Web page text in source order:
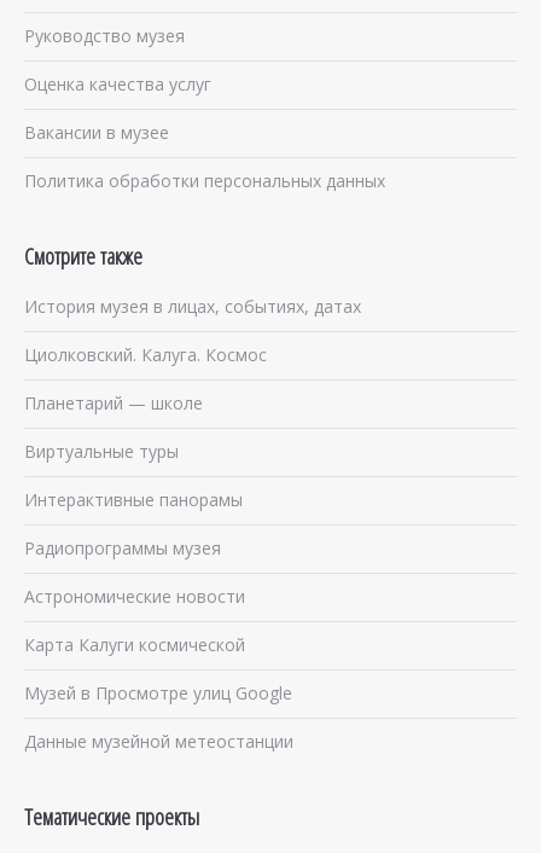
Руководство музея
Оценка качества услуг
Вакансии в музее
Политика обработки персональных данных
Смотрите также
История музея в лицах, событиях, датах
Циолковский. Калуга. Космос
Планетарий — школе
Виртуальные туры
Интерактивные панорамы
Радиопрограммы музея
Астрономические новости
Карта Калуги космической
Музей в Просмотре улиц Google
Данные музейной метеостанции
Тематические проекты